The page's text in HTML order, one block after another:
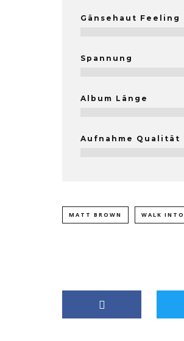
Gänsehaut Feeling
Spannung
Album Länge
Aufnahme Qualität
MATT BROWN WALK